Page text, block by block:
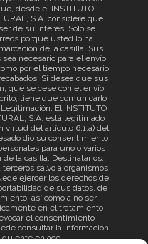
desde el INSTITUTO
S.A. considere que
de su interés. Solo se
porque usted lo ha
de la casilla. Sus
necesario para el envío
por el tiempo necesario
Si desea que sus
que se cese con el envío
tiene que comunicarlo
El INSTITUTO
S.A. está legitimado
virtud del artículo 6.1.a) del
dio su consentimiento
para uno o varios
la casilla. Destinatarios:
salvo a organismos
ejercer los derechos de
de sus datos, de
así como a no ser
en el tratamiento
el consentimiento
consultar la información
enlace.